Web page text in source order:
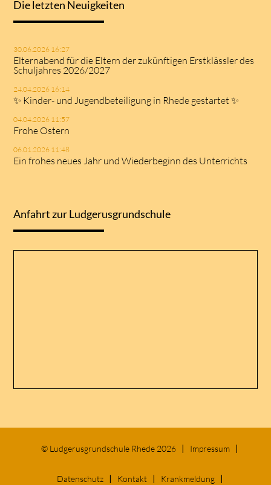
Die letzten Neuigkeiten
30.06.2026 16:27
Elternabend für die Eltern der zukünftigen Erstklässler des
Schuljahres 2026/2027
24.04.2026 16:14
✨ Kinder- und Jugendbeteiligung in Rhede gestartet ✨
04.04.2026 11:57
Frohe Ostern
06.01.2026 11:48
Ein frohes neues Jahr und Wiederbeginn des Unterrichts
Anfahrt zur Ludgerusgrundschule
© Ludgerusgrundschule Rhede 2026 Impressum
Datenschutz Kontakt Krankmeldung